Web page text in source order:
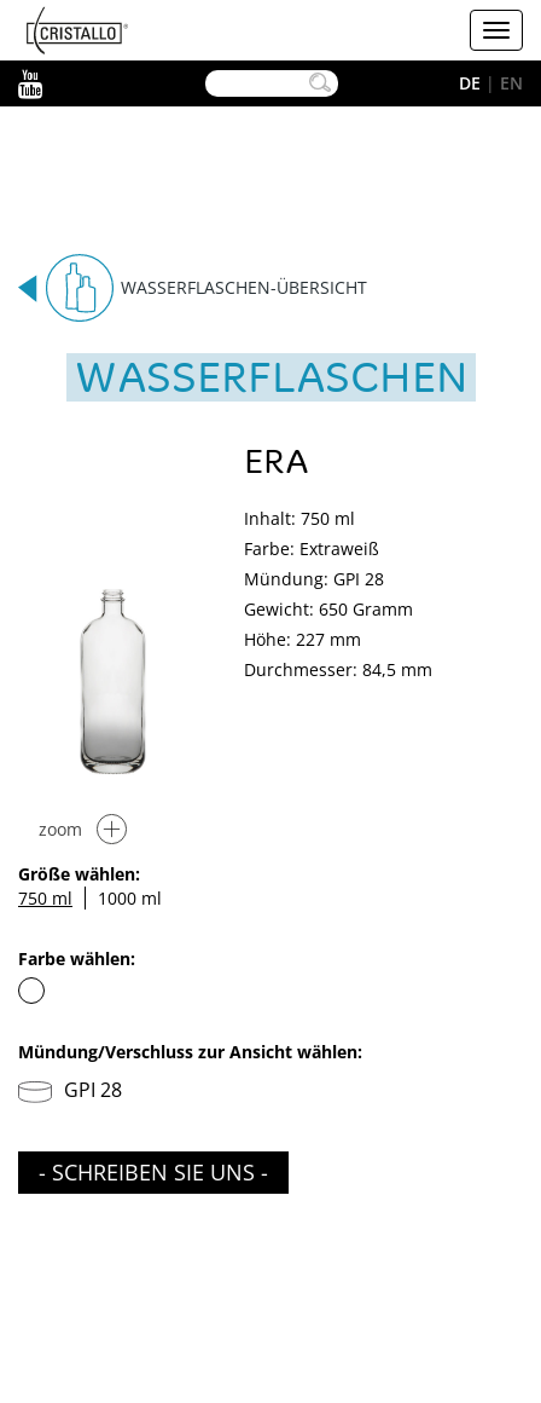
Cristallo
DE | EN
WASSERFLASCHEN-ÜBERSICHT
WASSERFLASCHEN
zoom
ERA
Inhalt: 750 ml
Farbe: Extraweiß
Mündung: GPI 28
Gewicht: 650 Gramm
Höhe: 227 mm
Durchmesser: 84,5 mm
Größe wählen:
750 ml
1000 ml
Farbe wählen:
Mündung/Verschluss zur Ansicht wählen:
GPI 28
- SCHREIBEN SIE UNS -